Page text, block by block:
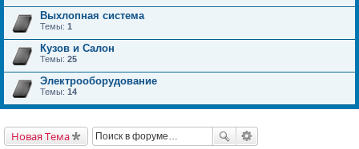
Выхлопная система
Темы: 1
Кузов и Салон
Темы: 25
Электрооборудование
Темы: 14
Новая Тема